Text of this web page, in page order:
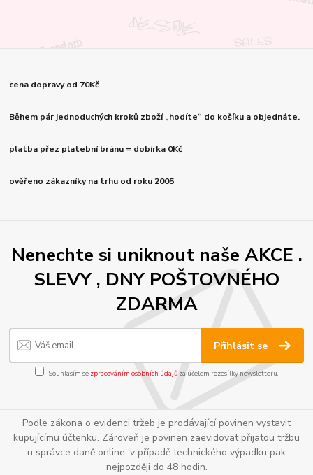
cena dopravy od 70Kč
Během pár jednoduchých kroků zboží „hodíte“ do košíku a objednáte.
platba přez platební bránu = dobírka 0Kč
ověřeno zákazníky na trhu od roku 2005
Nenechte si uniknout naše AKCE .
SLEVY , DNY POŠTOVNÉHO
ZDARMA
Přihlásit se
Souhlasím se zpracováním osobních údajůza účelem rozesílky newsletteru.
Podle zákona o evidenci tržeb je prodávající povinen vystavit
kupujícímu účtenku. Zároveň je povinen zaevidovat přijatou tržbu
u správce daně online; v případě technického výpadku pak
nejpozději do 48 hodin.